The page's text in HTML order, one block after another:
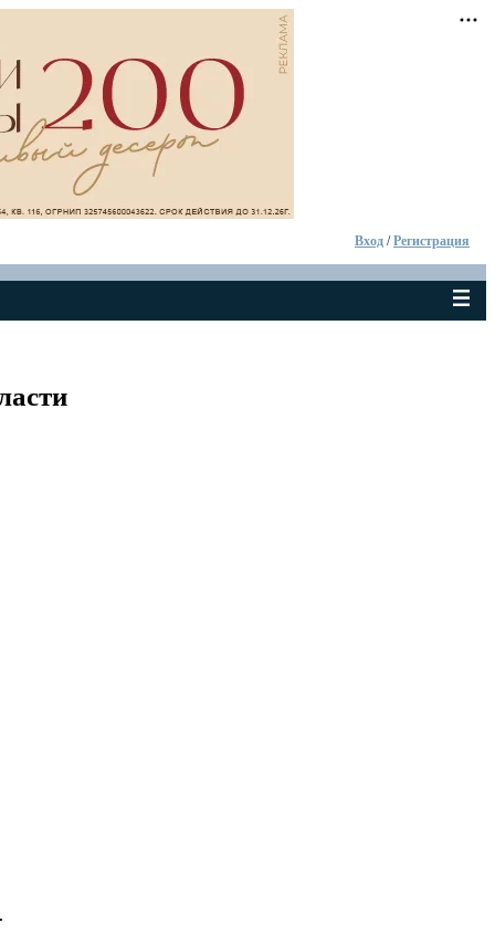
Вход /Регистрация